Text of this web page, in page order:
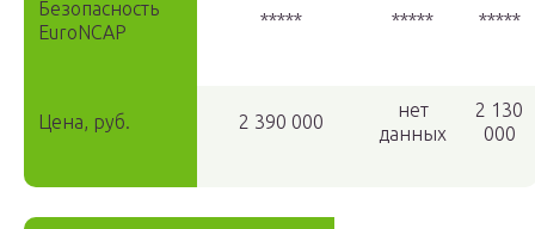
Безопасность
EuroNCAP
***** ***** *****
Цена, руб. 2 390 000
нет
данных
2 130
000